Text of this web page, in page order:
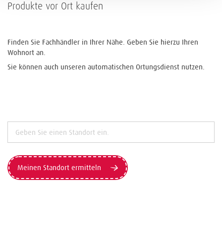
Produkte vor Ort kaufen
Finden Sie Fachhändler in Ihrer Nähe. Geben Sie hierzu Ihren
Wohnort an.
Sie können auch unseren automatischen Ortungsdienst nutzen.
Meinen Standort ermitteln